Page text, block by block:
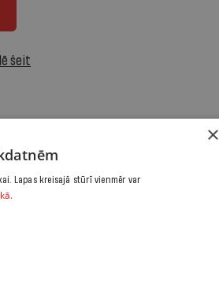
šeit
×
Lapas kreisajā stūrī vienmēr var